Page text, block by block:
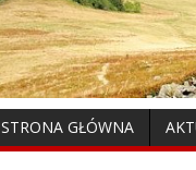
STRONA GŁÓWNA